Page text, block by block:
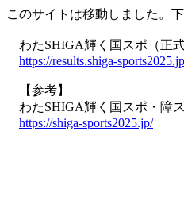
このサイトは移動しました。
わたSHIGA輝く国スポ（正
https://results.shiga-
【参考】
わたSHIGA輝く国スポ・障
https://shiga-sports2025.jp/